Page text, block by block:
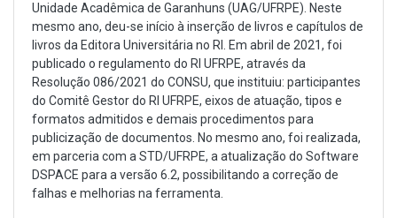
Unidade Acadêmica de Garanhuns (UAG/UFRPE). Neste
mesmo ano, deu-se início à inserção de livros e capítulos de
livros da Editora Universitária no RI. Em abril de 2021, foi
publicado o regulamento do RI UFRPE, através da
Resolução 086/2021 do CONSU, que instituiu: participantes
do Comitê Gestor do RI UFRPE, eixos de atuação, tipos e
formatos admitidos e demais procedimentos para
publicização de documentos. No mesmo ano, foi realizada,
em parceria com a STD/UFRPE, a atualização do Software
DSPACE para a versão 6.2, possibilitando a correção de
falhas e melhorias na ferramenta.